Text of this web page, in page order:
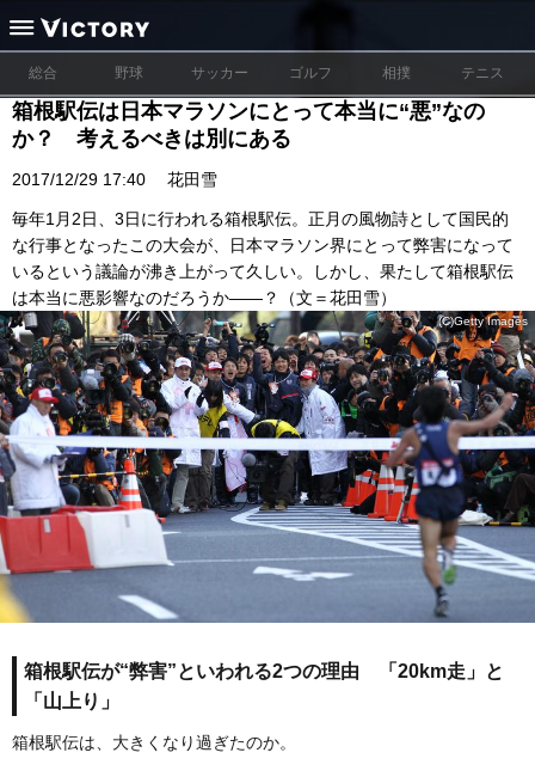
総合 野球 サッカー ゴルフ 相撲 テニス
箱根駅伝は日本マラソンにとって本当に“悪”なの
か？ 考えるべきは別にある
2017/12/29 17:40 花田雪
毎年1月2日、3日に行われる箱根駅伝。正月の風物詩として国民的
な行事となったこの大会が、日本マラソン界にとって弊害になって
いるという議論が沸き上がって久しい。しかし、果たして箱根駅伝
は本当に悪影響なのだろうか――？（文＝花田雪）
(C)Getty Images
箱根駅伝が“弊害”といわれる2つの理由 「20km走」と
「山上り」
箱根駅伝は、大きくなり過ぎたのか。